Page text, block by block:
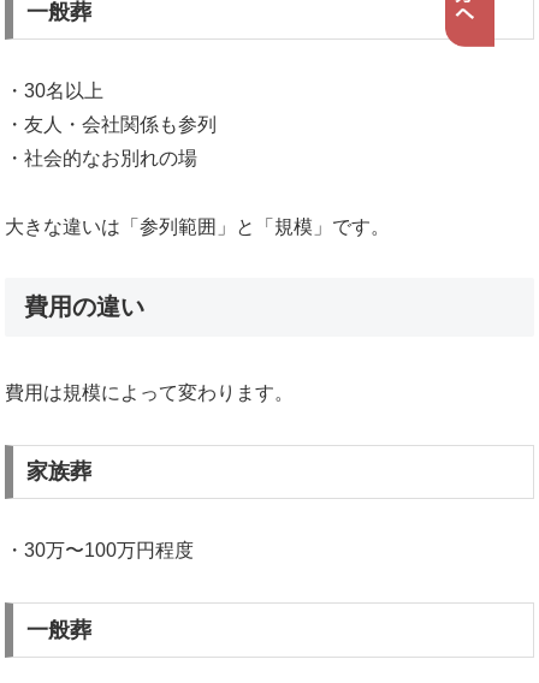
一般葬
・30名以上
・友人・会社関係も参列
・社会的なお別れの場
大きな違いは「参列範囲」と「規模」です。
費用の違い
費用は規模によって変わります。
家族葬
・30万〜100万円程度
一般葬